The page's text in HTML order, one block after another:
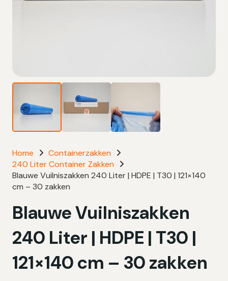
Home
Containerzakken
240 Liter Container Zakken
Blauwe Vuilniszakken 240 Liter | HDPE | T30 | 121×140
cm – 30 zakken
Blauwe Vuilniszakken
240 Liter | HDPE | T30 |
121×140 cm – 30 zakken